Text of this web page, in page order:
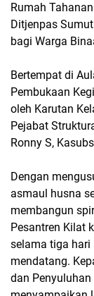
Rumah
Ditjenpas
bagi Warga
Bertempat di
Pembukaan
oleh Karutan
Pejabat
Ronny S,
Dengan
asmaul husna
membangun
Pesantren Kilat
selama tiga hari
mendatang.
dan